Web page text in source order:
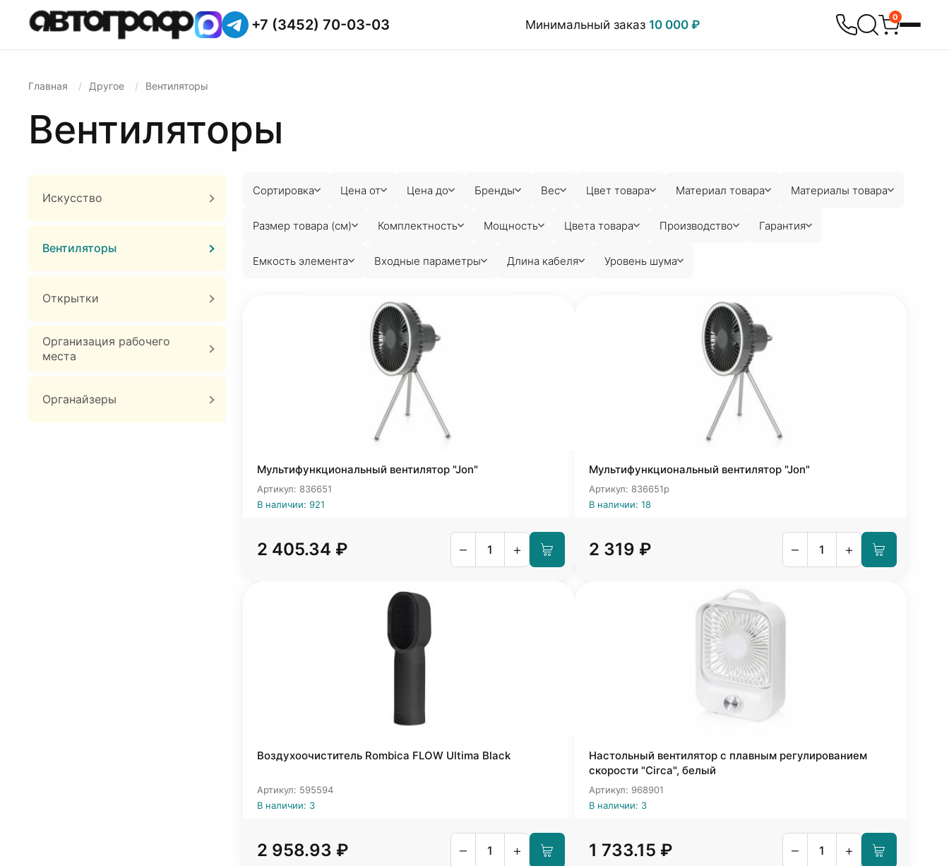
+7 (3452) 70-03-03 Минимальный заказ 10 000 ₽
0
Главная Другое Вентиляторы
Вентиляторы
Искусство
Вентиляторы
Открытки
Организация рабочего
места
Органайзеры
Сортировка Цена от Цена до Бренды Вес Цвет товара Материал товара Материалы товара
Размер товара (см) Комплектность Мощность Цвета товара Производство Гарантия
Емкость элемента Входные параметры Длина кабеля Уровень шума
Мультифункциональный вентилятор "Jon"
Артикул: 836651
В наличии: 921
2 405.34 ₽ – +
Мультифункциональный вентилятор "Jon"
Артикул: 836651p
В наличии: 18
2 319 ₽ – +
Воздухоочиститель Rombica FLOW Ultima Black
Артикул: 595594
В наличии: 3
2 958.93 ₽ – +
Настольный вентилятор с плавным регулированием
скорости "Circa", белый
Артикул: 968901
В наличии: 3
1 733.15 ₽ – +